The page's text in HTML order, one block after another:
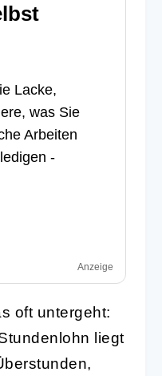
Lacke,
was Sie
Arbeiten
-
Anzeige
oft untergeht:
liegt